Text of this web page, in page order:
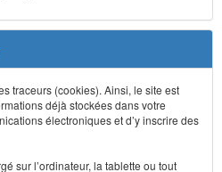
traceurs (cookies). Ainsi, le site est
déjà stockées dans votre
électroniques et d’y inscrire des
sur l’ordinateur, la tablette ou tout